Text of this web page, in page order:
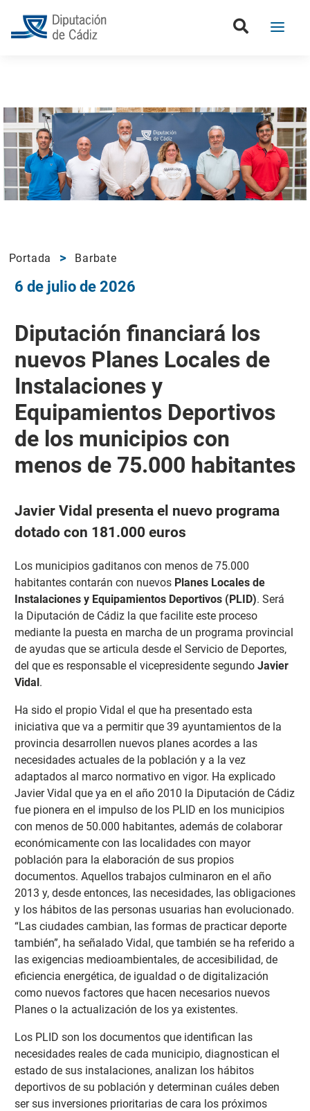
Portada Barbate
6 de julio de 2026
Diputación financiará los
nuevos Planes Locales de
Instalaciones y
Equipamientos Deportivos
de los municipios con
menos de 75.000 habitantes
Javier Vidal presenta el nuevo programa
dotado con 181.000 euros
Los municipios gaditanos con menos de 75.000
habitantes contarán con nuevos Planes Locales de
Instalaciones y Equipamientos Deportivos (PLID). Será
la Diputación de Cádiz la que facilite este proceso
mediante la puesta en marcha de un programa provincial
de ayudas que se articula desde el Servicio de Deportes,
del que es responsable el vicepresidente segundo Javier
Vidal.
Ha sido el propio Vidal el que ha presentado esta
iniciativa que va a permitir que 39 ayuntamientos de la
provincia desarrollen nuevos planes acordes a las
necesidades actuales de la población y a la vez
adaptados al marco normativo en vigor. Ha explicado
Javier Vidal que ya en el año 2010 la Diputación de Cádiz
fue pionera en el impulso de los PLID en los municipios
con menos de 50.000 habitantes, además de colaborar
económicamente con las localidades con mayor
población para la elaboración de sus propios
documentos. Aquellos trabajos culminaron en el año
2013 y, desde entonces, las necesidades, las obligaciones
y los hábitos de las personas usuarias han evolucionado.
“Las ciudades cambian, las formas de practicar deporte
también”, ha señalado Vidal, que también se ha referido a
las exigencias medioambientales, de accesibilidad, de
eficiencia energética, de igualdad o de digitalización
como nuevos factores que hacen necesarios nuevos
Planes o la actualización de los ya existentes.
Los PLID son los documentos que identifican las
necesidades reales de cada municipio, diagnostican el
estado de sus instalaciones, analizan los hábitos
deportivos de su población y determinan cuáles deben
ser sus inversiones prioritarias de cara los próximos